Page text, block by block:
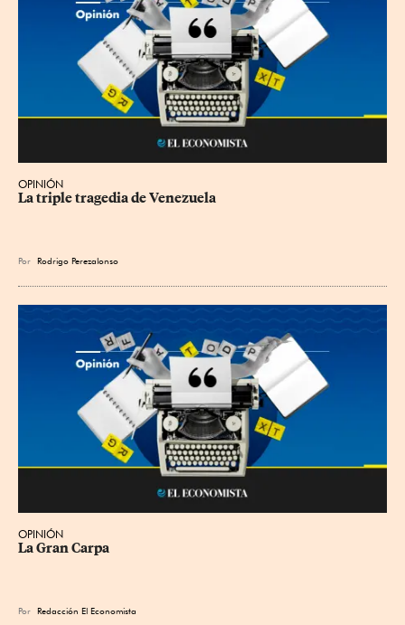
OPINIÓN
La triple tragedia de Venezuela
Por Rodrigo Perezalonso
OPINIÓN
La Gran Carpa
Por Redacción El Economista